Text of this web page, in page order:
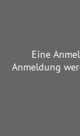
Eine
Anmeldung